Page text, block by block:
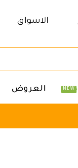
الاسواق
NEW العروض